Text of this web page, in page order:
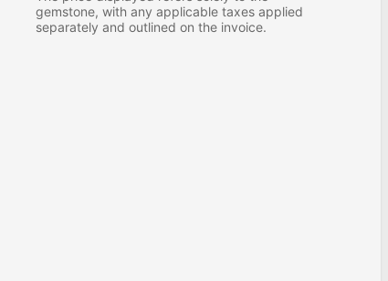
gemstone, with any applicable taxes applied
separately and outlined on the invoice.